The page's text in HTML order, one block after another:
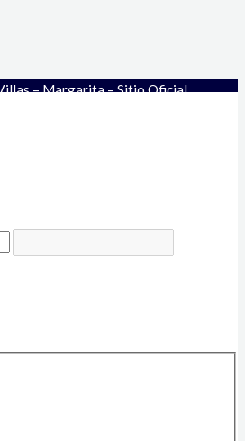
– Margarita – Sitio Oficial